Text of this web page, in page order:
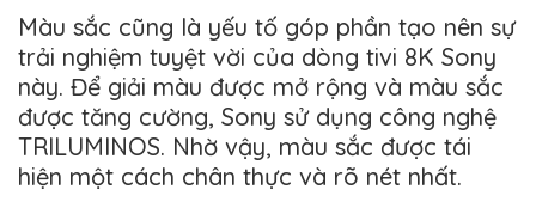
Màu sắc cũng là yếu tố góp phần tạo nên sự
trải nghiệm tuyệt vời của dòng tivi 8K Sony
này. Để giải màu được mở rộng và màu sắc
được tăng cường, Sony sử dụng công nghệ
TRILUMINOS. Nhờ vậy, màu sắc được tái
hiện một cách chân thực và rõ nét nhất.